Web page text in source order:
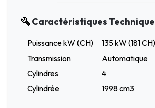
Caractéristiques
Puissance kW (CH)
135 kW (181 CH)
Transmission
Automatique
Cylindres
4
Cylindrée
1998 cm3